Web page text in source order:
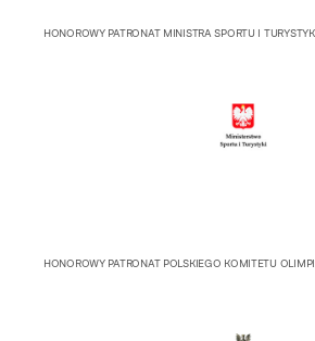
HONOROWY PATRONAT MINISTRA SPORTU I
HONOROWY PATRONAT POLSKIEGO KOMITETU